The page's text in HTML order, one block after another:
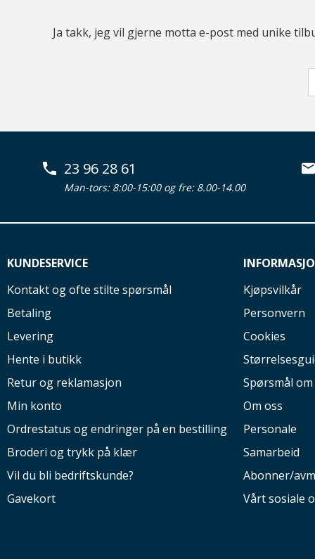
Ja takk, jeg vil gjerne motta e-post med unike
23 96 28 61
Man-tors: 8:00-15:00 og fre: 8.00-14.00
KUNDESERVICE
Kontakt og ofte stilte spørsmål
Betaling
Levering
Hente i butikk
Retur og reklamasjon
Min konto
Ordrestatus og endringer på en bestilling
Broderi og trykk på klær
Vil du bli bedriftskunde?
Gavekort
Kjøpsvilkår
Personvern
Cookies
Spørsmål
Om oss
Personale
Samarbeid
Abonner/
Vårt sosiale